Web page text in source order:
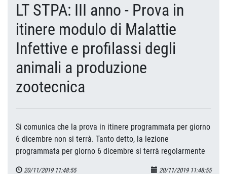
LT STPA: III anno - Prova in
itinere modulo di Malattie
Infettive e profilassi degli
animali a produzione
zootecnica
Si comunica che la prova in itinere programmata per giorno
6 dicembre non si terrà. Tanto detto, la lezione
programmata per giorno 6 dicembre si terrà regolarmente
20/11/2019 11:48:55 20/11/2019 11:48:55